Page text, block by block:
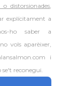
distorsionades,
explícitament a
ho saber a
vols aparèixer,
i
reconegui.